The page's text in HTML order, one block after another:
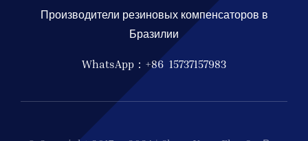
Производители резиновых компенсаторов в
Бразилии
WhatsApp：+86 15737157983